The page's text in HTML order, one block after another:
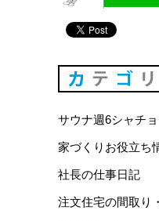
サウナ週6シャチ
家づくりお役立ち
社長の仕事日記
注文住宅の間取り